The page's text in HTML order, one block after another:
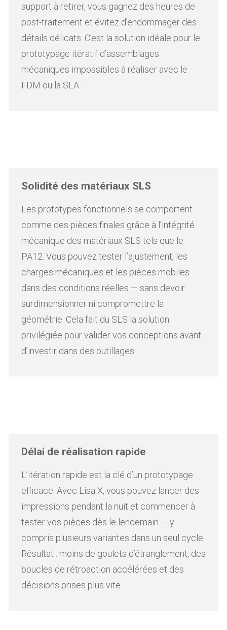
support à retirer, vous gagnez des heures de
post-traitement et évitez d’endommager des
détails délicats. C’est la solution idéale pour le
prototypage itératif d’assemblages
mécaniques impossibles à réaliser avec le
FDM ou la SLA.
Solidité des matériaux SLS
Les prototypes fonctionnels se comportent
comme des pièces finales grâce à l’intégrité
mécanique des matériaux SLS tels que le
PA12. Vous pouvez tester l’ajustement, les
charges mécaniques et les pièces mobiles
dans des conditions réelles — sans devoir
surdimensionner ni compromettre la
géométrie. Cela fait du SLS la solution
privilégiée pour valider vos conceptions avant
d’investir dans des outillages.
Délai de réalisation rapide
L’itération rapide est la clé d’un prototypage
efficace. Avec Lisa X, vous pouvez lancer des
impressions pendant la nuit et commencer à
tester vos pièces dès le lendemain — y
compris plusieurs variantes dans un seul cycle.
Résultat : moins de goulets d’étranglement, des
boucles de rétroaction accélérées et des
décisions prises plus vite.